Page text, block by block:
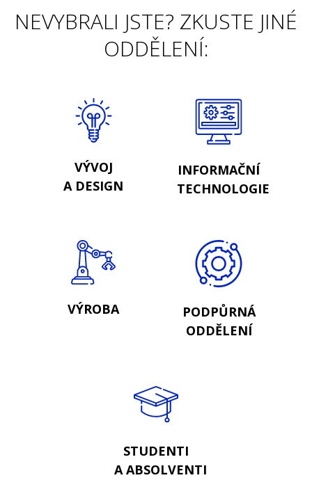
NEVYBRALI JSTE? ZKUSTE JINÉ
ODDĚLENÍ:
VÝVOJ
A DESIGN
INFORMAČNÍ
TECHNOLOGIE
VÝROBA
PODPŮRNÁ
ODDĚLENÍ
STUDENTI
A ABSOLVENTI